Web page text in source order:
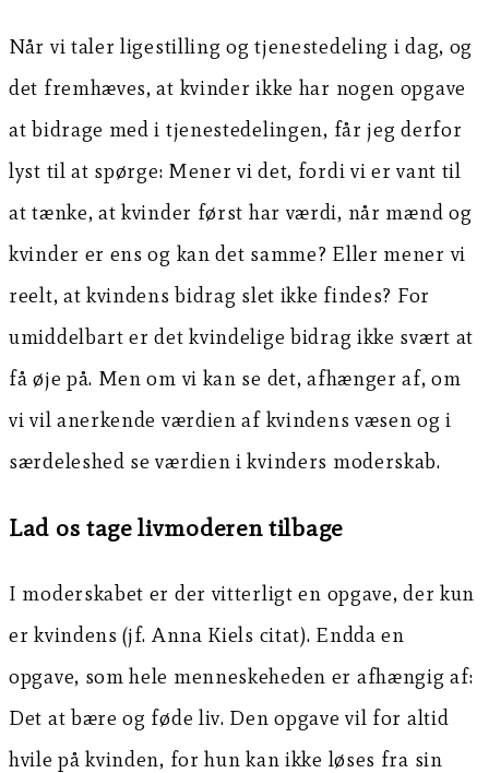
Når vi taler ligestilling og tjenestedeling i dag, og
det fremhæves, at kvinder ikke har nogen opgave
at bidrage med i tjenestedelingen, får jeg derfor
lyst til at spørge: Mener vi det, fordi vi er vant til
at tænke, at kvinder først har værdi, når mænd og
kvinder er ens og kan det samme? Eller mener vi
reelt, at kvindens bidrag slet ikke findes? For
umiddelbart er det kvindelige bidrag ikke svært at
få øje på. Men om vi kan se det, afhænger af, om
vi vil anerkende værdien af kvindens væsen og i
særdeleshed se værdien i kvinders moderskab.
Lad os tage livmoderen tilbage
I moderskabet er der vitterligt en opgave, der kun
er kvindens (jf. Anna Kiels citat). Endda en
opgave, som hele menneskeheden er afhængig af:
Det at bære og føde liv. Den opgave vil for altid
hvile på kvinden, for hun kan ikke løses fra sin